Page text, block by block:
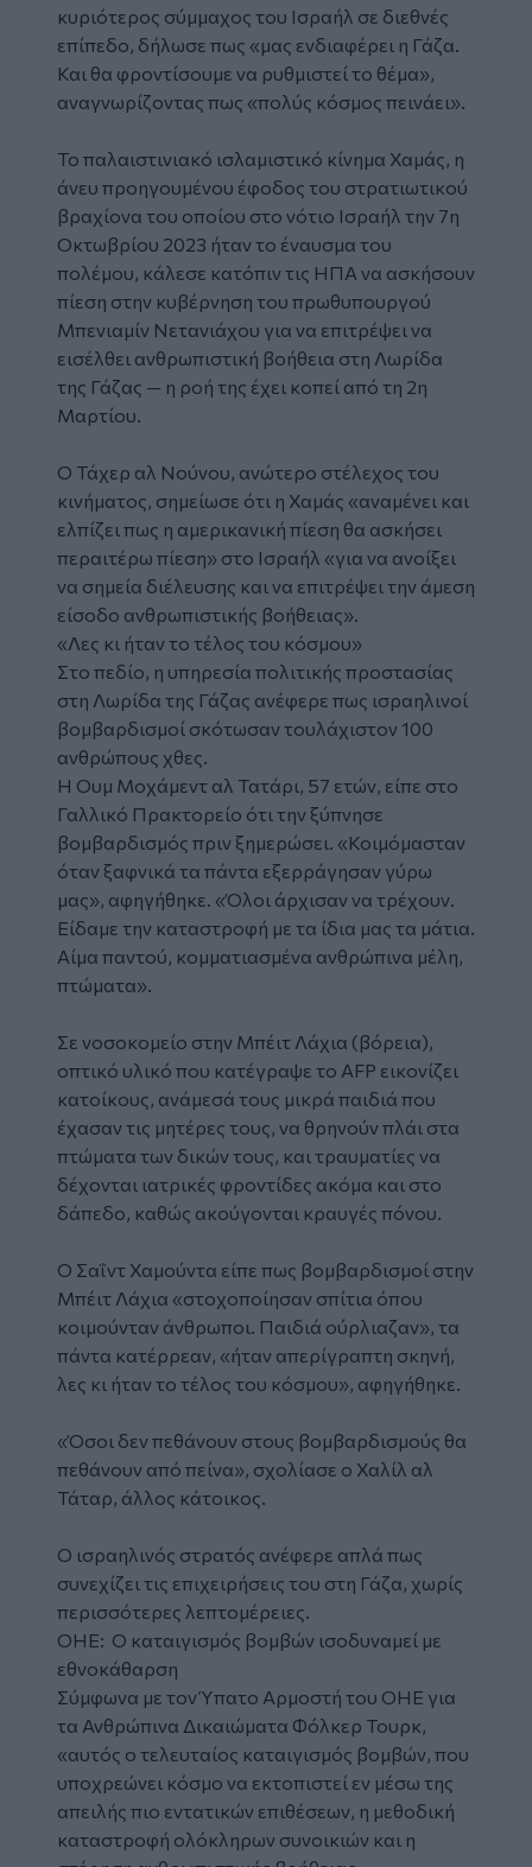
κυριότερος σύμμαχος του Ισραήλ σε διεθνές
επίπεδο, δήλωσε πως «μας ενδιαφέρει η Γάζα.
Και θα φροντίσουμε να ρυθμιστεί το θέμα»,
αναγνωρίζοντας πως «πολύς κόσμος πεινάει».
Το παλαιστινιακό ισλαμιστικό κίνημα Χαμάς, η
άνευ προηγουμένου έφοδος του στρατιωτικού
βραχίονα του οποίου στο νότιο Ισραήλ την 7η
Οκτωβρίου 2023 ήταν το έναυσμα του
πολέμου, κάλεσε κατόπιν τις ΗΠΑ να ασκήσουν
πίεση στην κυβέρνηση του πρωθυπουργού
Μπενιαμίν Νετανιάχου για να επιτρέψει να
εισέλθει ανθρωπιστική βοήθεια στη Λωρίδα
της Γάζας — η ροή της έχει κοπεί από τη 2η
Μαρτίου.
Ο Τάχερ αλ Νούνου, ανώτερο στέλεχος του
κινήματος, σημείωσε ότι η Χαμάς «αναμένει και
ελπίζει πως η αμερικανική πίεση θα ασκήσει
περαιτέρω πίεση» στο Ισραήλ «για να ανοίξει
να σημεία διέλευσης και να επιτρέψει την άμεση
είσοδο ανθρωπιστικής βοήθειας».
«Λες κι ήταν το τέλος του κόσμου»
Στο πεδίο, η υπηρεσία πολιτικής προστασίας
στη Λωρίδα της Γάζας ανέφερε πως ισραηλινοί
βομβαρδισμοί σκότωσαν τουλάχιστον 100
ανθρώπους χθες.
Η Ουμ Μοχάμεντ αλ Τατάρι, 57 ετών, είπε στο
Γαλλικό Πρακτορείο ότι την ξύπνησε
βομβαρδισμός πριν ξημερώσει. «Κοιμόμασταν
όταν ξαφνικά τα πάντα εξερράγησαν γύρω
μας», αφηγήθηκε. «Όλοι άρχισαν να τρέχουν.
Είδαμε την καταστροφή με τα ίδια μας τα μάτια.
Αίμα παντού, κομματιασμένα ανθρώπινα μέλη,
πτώματα».
Σε νοσοκομείο στην Μπέιτ Λάχια (βόρεια),
οπτικό υλικό που κατέγραψε το AFP εικονίζει
κατοίκους, ανάμεσά τους μικρά παιδιά που
έχασαν τις μητέρες τους, να θρηνούν πλάι στα
πτώματα των δικών τους, και τραυματίες να
δέχονται ιατρικές φροντίδες ακόμα και στο
δάπεδο, καθώς ακούγονται κραυγές πόνου.
Ο Σαΐντ Χαμούντα είπε πως βομβαρδισμοί στην
Μπέιτ Λάχια «στοχοποίησαν σπίτια όπου
κοιμούνταν άνθρωποι. Παιδιά ούρλιαζαν», τα
πάντα κατέρρεαν, «ήταν απερίγραπτη σκηνή,
λες κι ήταν το τέλος του κόσμου», αφηγήθηκε.
«Όσοι δεν πεθάνουν στους βομβαρδισμούς θα
πεθάνουν από πείνα», σχολίασε ο Χαλίλ αλ
Τάταρ, άλλος κάτοικος.
Ο ισραηλινός στρατός ανέφερε απλά πως
συνεχίζει τις επιχειρήσεις του στη Γάζα, χωρίς
περισσότερες λεπτομέρειες.
ΟΗΕ: Ο καταιγισμός βομβών ισοδυναμεί με
εθνοκάθαρση
Σύμφωνα με τον Ύπατο Αρμοστή του ΟΗΕ για
τα Ανθρώπινα Δικαιώματα Φόλκερ Τουρκ,
«αυτός ο τελευταίος καταιγισμός βομβών, που
υποχρεώνει κόσμο να εκτοπιστεί εν μέσω της
απειλής πιο εντατικών επιθέσεων, η μεθοδική
καταστροφή ολόκληρων συνοικιών και η